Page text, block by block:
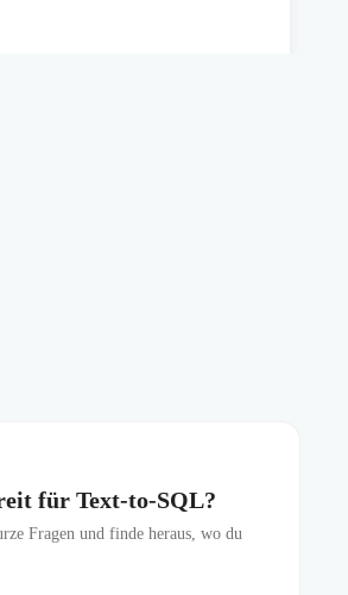
für Text-to-SQL?
Fragen und finde heraus, wo du